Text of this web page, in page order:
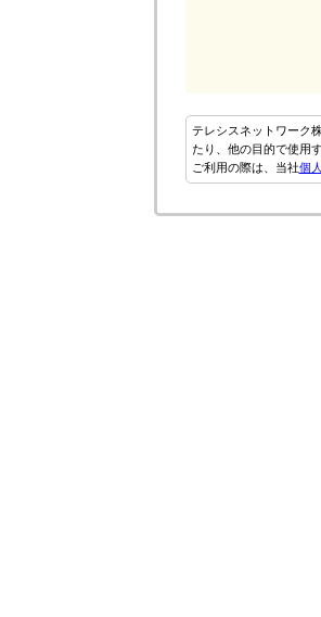
テレシスネットワーク
たり、他の目的で使用
ご利用の際は、当社個